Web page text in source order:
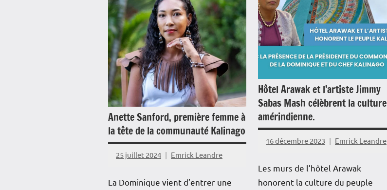
Anette Sanford, première femme à
la tête de la communauté Kalinago
25 juillet 2024 Emrick Leandre
La Dominique vient d’entrer une
Hôtel Arawak et l’artiste Jimmy
Sabas Mash célèbrent la culture
amérindienne.
16 décembre 2023 Emrick Leandre
Les murs de l’hôtel Arawak
honorent la culture du peuple